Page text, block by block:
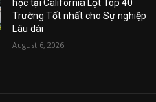
học tại California Lọt Top 40
Trường Tốt nhất cho Sự nghiệp
Lâu dài
August 6, 2026